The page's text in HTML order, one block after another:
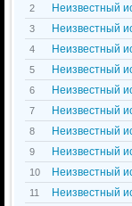
2 Неизвестный
3 Неизвестный
4 Неизвестный
5 Неизвестный
6 Неизвестный
7 Неизвестный
8 Неизвестный
9 Неизвестный
10 Неизвестный
11 Неизвестный